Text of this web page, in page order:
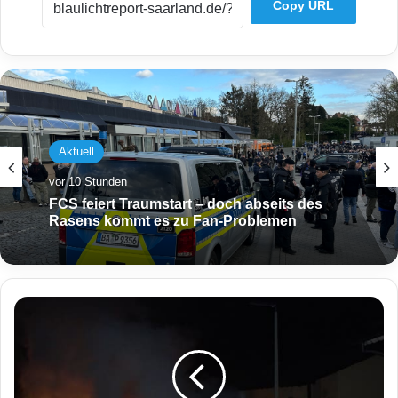
Copy URL
Aktuell
vor 10 Stunden
FCS feiert Traumstart – doch abseits des
Rasens kommt es zu Fan-Problemen
U